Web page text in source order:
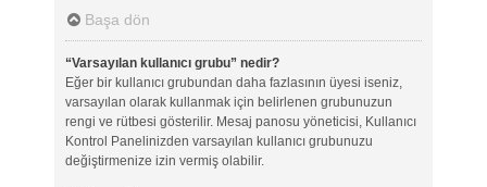
Başa dön
“Varsayılan kullanıcı grubu” nedir?
Eğer bir kullanıcı grubundan daha fazlasının üyesi iseniz,
varsayılan olarak kullanmak için belirlenen grubunuzun
rengi ve rütbesi gösterilir. Mesaj panosu yöneticisi, Kullanıcı
Kontrol Panelinizden varsayılan kullanıcı grubunuzu
değiştirmenize izin vermiş olabilir.